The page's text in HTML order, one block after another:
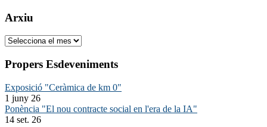
Arxiu
Arxiu
Propers Esdeveniments
Exposició "Ceràmica de km 0"
1 juny 26
Ponència "El nou contracte social en l'era de la IA"
14 set. 26